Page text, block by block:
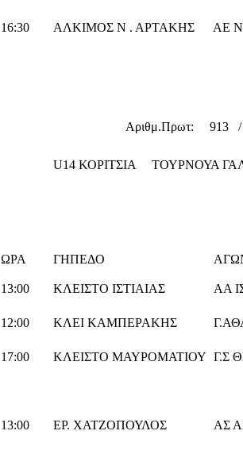
16:30 ΑΛΚΙΜΟΣ Ν . ΑΡΤΑΚΗΣ ΑΕ
Αριθμ.Πρωτ: 913 /
U14 ΚΟΡΙΤΣΙΑ ΤΟΥΡΝΟΥΑ
ΩΡΑ ΓΗΠΕΔΟ
13:00 ΚΛΕΙΣΤΟ ΙΣΤΙΑΙΑΣ ΑΑ
12:00 ΚΛΕΙ ΚΑΜΠΕΡΑΚΗΣ
17:00 ΚΛΕΙΣΤΟ ΜΑΥΡΟΜΑΤΙΟΥ Γ.Σ
13:00 ΕΡ. ΧΑΤΖΟΠΟΥΛΟΣ ΑΣ